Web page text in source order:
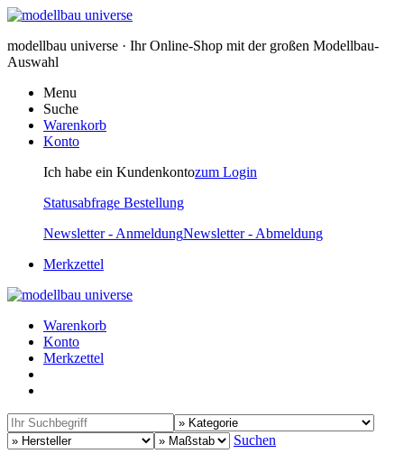
modellbau universe · Ihr Online-Shop mit der großen Modellbau-
Auswahl
Menu
Suche
Warenkorb
Konto
Ich habe ein Kundenkontozum Login
Statusabfrage Bestellung
Newsletter - AnmeldungNewsletter - Abmeldung
Merkzettel
Warenkorb
Konto
Merkzettel
Suchen